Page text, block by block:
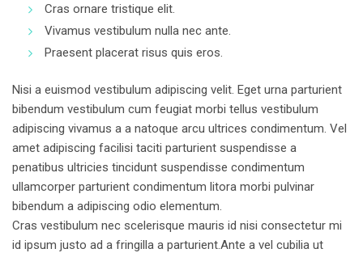
Cras ornare tristique elit.
Vivamus vestibulum nulla nec ante.
Praesent placerat risus quis eros.
Nisi a euismod vestibulum adipiscing velit. Eget urna parturient
bibendum vestibulum cum feugiat morbi tellus vestibulum
adipiscing vivamus a a natoque arcu ultrices condimentum. Vel
amet adipiscing facilisi taciti parturient suspendisse a
penatibus ultricies tincidunt suspendisse condimentum
ullamcorper parturient condimentum litora morbi pulvinar
bibendum a adipiscing odio elementum.
Cras vestibulum nec scelerisque mauris id nisi consectetur mi
id ipsum justo ad a fringilla a parturient.Ante a vel cubilia ut